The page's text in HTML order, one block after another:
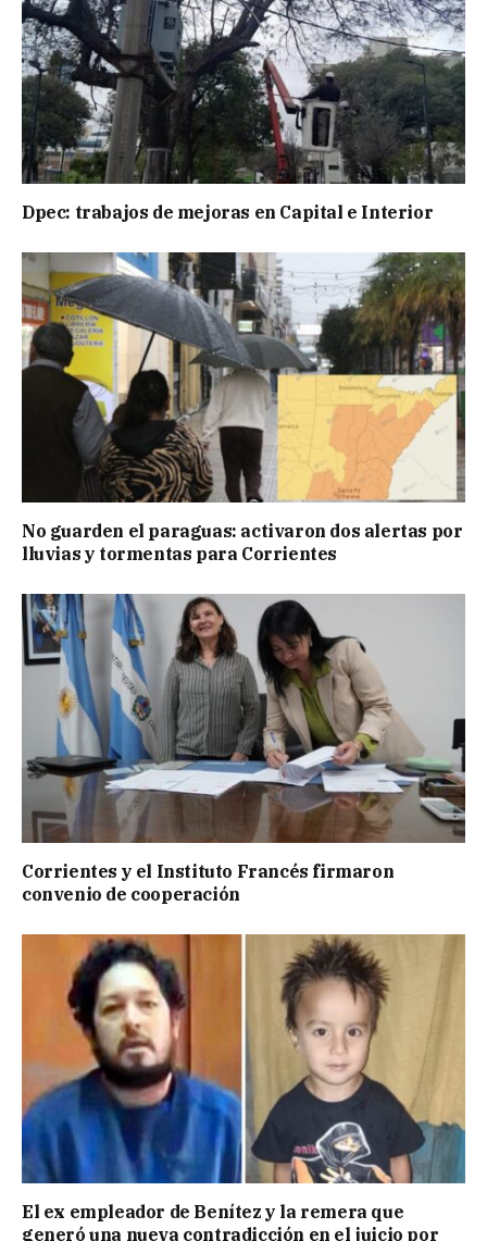
Dpec: trabajos de mejoras en Capital e Interior
No guarden el paraguas: activaron dos alertas por
lluvias y tormentas para Corrientes
Corrientes y el Instituto Francés firmaron
convenio de cooperación
El ex empleador de Benítez y la remera que
generó una nueva contradicción en el juicio por